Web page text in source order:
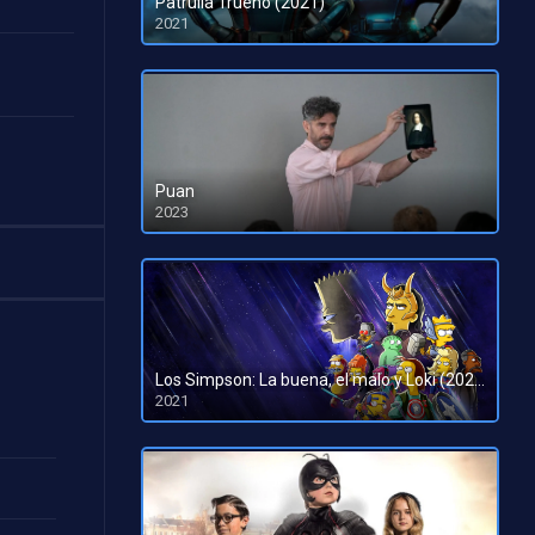
2021
HD 720p
Puan
2023
HD 1080pHD 720p
Los Simpson: La buena, el malo y Loki (2021)
2021
HD 1080p